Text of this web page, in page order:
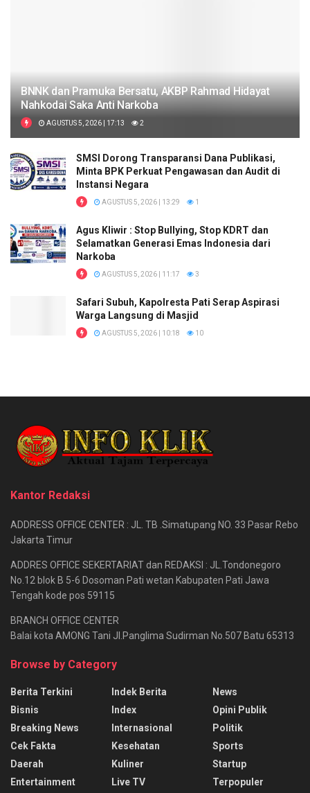
BNNK dan Pramuka Bersatu, AKBP Rahmad Hidayat
Nahkodai Saka Anti Narkoba
AGUSTUS 5, 2026 | 17:13 2
SMSI Dorong Transparansi Dana Publikasi,
Minta BPK Perkuat Pengawasan dan Audit di
Instansi Negara
AGUSTUS 5, 2026 | 13:29 1
Agus Kliwir : Stop Bullying, Stop KDRT dan
Selamatkan Generasi Emas Indonesia dari
Narkoba
AGUSTUS 5, 2026 | 11:17 3
Safari Subuh, Kapolresta Pati Serap Aspirasi
Warga Langsung di Masjid
AGUSTUS 5, 2026 | 10:18 10
Kantor Redaksi
ADDRESS OFFICE CENTER : JL. TB .Simatupang NO. 33 Pasar Rebo
Jakarta Timur
ADDRES OFFICE SEKERTARIAT dan REDAKSI : JL.Tondonegoro
No.12 blok B 5-6 Dosoman Pati wetan Kabupaten Pati Jawa
Tengah kode pos 59115
BRANCH OFFICE CENTER
Balai kota AMONG Tani Jl.Panglima Sudirman No.507 Batu 65313
Browse by Category
Berita Terkini
Bisnis
Breaking News
Cek Fakta
Daerah
Entertainment
Indek Berita
Index
Internasional
Kesehatan
Kuliner
Live TV
News
Opini Publik
Politik
Sports
Startup
Terpopuler